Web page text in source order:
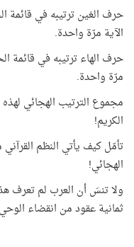
الآية مرّة واحدة.
مرّة واحدة.
الكريم!
تأمّل كيف يأتي النظم
الهجائي!
ولا تنسَ أن العرب لم تعرف
ثمانية عقود من انقضاء